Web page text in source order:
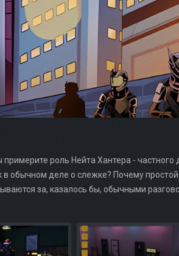
роль Нейта Хантера - частного
обычном деле о слежке? Почему простой
за, казалось бы, обычными